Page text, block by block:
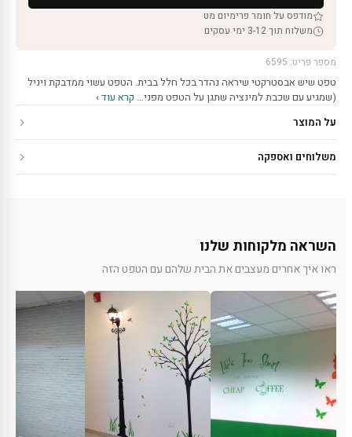
מודפס על חומר פרימיום מט
משלוח תוך 3-12 ימי עסקים
מספר פריט: 6595
טפט שיש אבסטרקטי שיראה נהדר בכל חלל בבית. הטפט עשוי ממדבקת ויניל
(שמגיע עם שכבת למינציה שתגן על הטפט מפני… קרא עוד ›
על המוצר
משלוחים ואספקה
השראה מלקוחות שלנו
ראו איך אחרים מעצבים את הבית שלהם עם הטפט הזה